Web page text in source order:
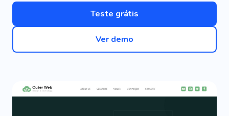
Teste grátis
Ver demo